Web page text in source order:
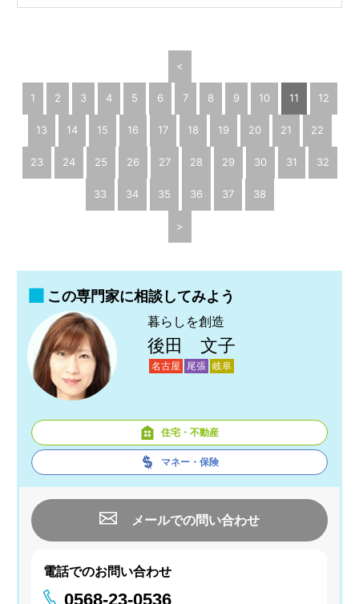
<
1 2 3 4 5 6 7 8 9 10 11 12
13 14 15 16 17 18 19 20 21 22
23 24 25 26 27 28 29 30 31 32
33 34 35 36 37 38
>
この専門家に相談してみよう
暮らしを創造
後田 文子
名古屋 尾張 岐阜
住宅・不動産
マネー・保険
メールでの問い合わせ
電話でのお問い合わせ
0568-23-0536